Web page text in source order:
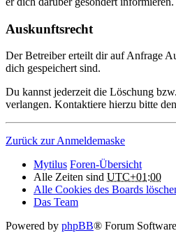
Auskunftsrecht
Der Betreiber erteilt dir auf Anfrage
dich gespeichert sind.
Du kannst jederzeit die Löschung
verlangen. Kontaktiere hierzu bitte
Zurück zur Anmeldemaske
Mytilus Foren-Übersicht
Alle Zeiten sind UTC+01:00
Alle Cookies des Boards
Das Team
Powered by phpBB® Forum